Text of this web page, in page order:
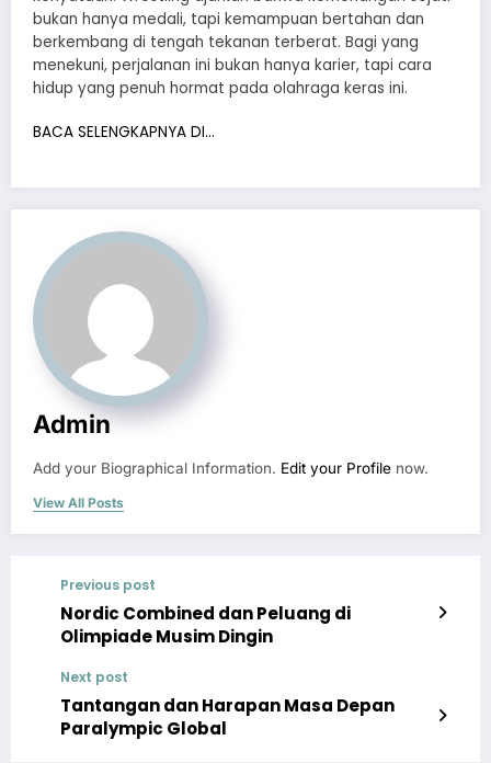
bukan hanya medali, tapi kemampuan bertahan dan
berkembang di tengah tekanan terberat. Bagi yang
menekuni, perjalanan ini bukan hanya karier, tapi cara
hidup yang penuh hormat pada olahraga keras ini.
BACA SELENGKAPNYA DI…
Admin
Add your Biographical Information. Edit your Profile now.
View All Posts
Previous post
Nordic Combined dan Peluang di
Olimpiade Musim Dingin
Next post
Tantangan dan Harapan Masa Depan
Paralympic Global